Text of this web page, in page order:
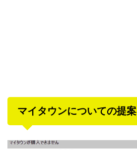
マイタウンについての提案